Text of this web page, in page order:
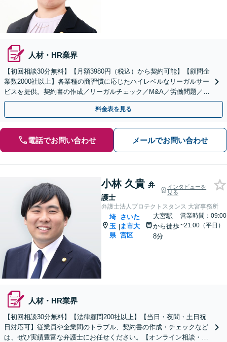
人材・HR業界
【初回相談30分無料】【月額3980円（税込）から契約可能】【顧問企
業数2000社以上】各業種の商習慣に応じたハイレベルなリーガルサー
ビスを提供。契約書の作成／リーガルチェック／M&A／労働問題／知
的財産等、お任せください【他士業連携可能】
料金表を見る
電話でお問い合わせ メールでお問い合わせ
小林 久貴 弁
護士
インタビューを
見る
弁護士法人プロテクトスタンス 大宮事務所
埼
玉
県
|
さいた
ま市大
宮区
大宮駅
から徒歩
8分
営業時間：09:00
~21:00（平日）
人材・HR業界
【初回相談30分無料】【法律顧問200社以上】【当日・夜間・土日祝
日対応可】従業員や企業間のトラブル、契約書の作成・チェックなど
は、ぜひ実績豊富な弁護士にお任せください。【オンライン相談・電